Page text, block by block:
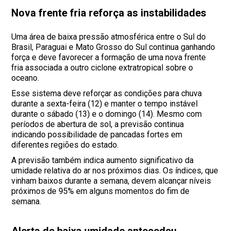
Nova frente fria reforça as instabilidades
Uma área de baixa pressão atmosférica entre o Sul do
Brasil, Paraguai e Mato Grosso do Sul continua ganhando
força e deve favorecer a formação de uma nova frente
fria associada a outro ciclone extratropical sobre o
oceano.
Esse sistema deve reforçar as condições para chuva
durante a sexta-feira (12) e manter o tempo instável
durante o sábado (13) e o domingo (14). Mesmo com
períodos de abertura de sol, a previsão continua
indicando possibilidade de pancadas fortes em
diferentes regiões do estado.
A previsão também indica aumento significativo da
umidade relativa do ar nos próximos dias. Os índices, que
vinham baixos durante a semana, devem alcançar níveis
próximos de 95% em alguns momentos do fim de
semana.